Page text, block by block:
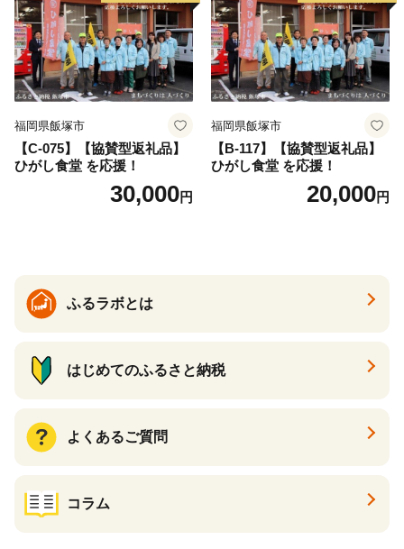
福岡県飯塚市
【C-075】【協賛型返礼品】
ひがし食堂 を応援！
30,000円
福岡県飯塚市
【B-117】【協賛型返礼品】
ひがし食堂 を応援！
20,000円
ふるラボとは
はじめてのふるさと納税
よくあるご質問
コラム